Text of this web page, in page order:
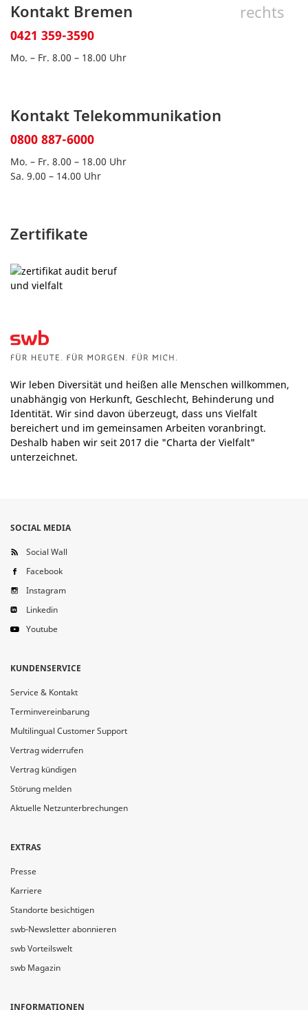
Kontakt Bremen
0421 359-3590
Mo. – Fr. 8.00 – 18.00 Uhr
Kontakt Telekommunikation
0800 887-6000
Mo. – Fr. 8.00 – 18.00 Uhr
Sa. 9.00 – 14.00 Uhr
Zertifikate
Wir leben Diversität und heißen alle Menschen willkommen,
unabhängig von Herkunft, Geschlecht, Behinderung und
Identität. Wir sind davon überzeugt, dass uns Vielfalt
bereichert und im gemeinsamen Arbeiten voranbringt.
Deshalb haben wir seit 2017 die "Charta der Vielfalt"
unterzeichnet.
SOCIAL MEDIA
Social Wall
Facebook
Instagram
Linkedin
Youtube
KUNDENSERVICE
Service & Kontakt
Terminvereinbarung
Multilingual Customer Support
Vertrag widerrufen
Vertrag kündigen
Störung melden
Aktuelle Netzunterbrechungen
EXTRAS
Presse
Karriere
Standorte besichtigen
swb-Newsletter abonnieren
swb Vorteilswelt
swb Magazin
INFORMATIONEN